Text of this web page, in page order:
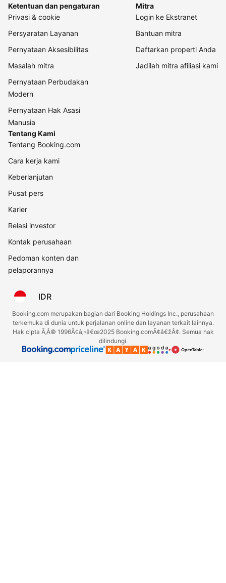
Ketentuan dan pengaturan
Privasi & cookie
Persyaratan Layanan
Pernyataan Aksesibilitas
Masalah mitra
Pernyataan Perbudakan
Modern
Pernyataan Hak Asasi
Manusia
Mitra
Login ke Ekstranet
Bantuan mitra
Daftarkan properti Anda
Jadilah mitra afiliasi kami
Tentang Kami
Tentang Booking.com
Cara kerja kami
Keberlanjutan
Pusat pers
Karier
Relasi investor
Kontak perusahaan
Pedoman konten dan
pelaporannya
IDR
Booking.com merupakan bagian dari Booking Holdings Inc., perusahaan
terkemuka di dunia untuk perjalanan online dan layanan terkait lainnya.
Hak cipta Ã‚Â© 1996Ã¢â‚¬â€œ2025 Booking.comÃ¢â€žÂ¢. Semua hak
dilindungi.